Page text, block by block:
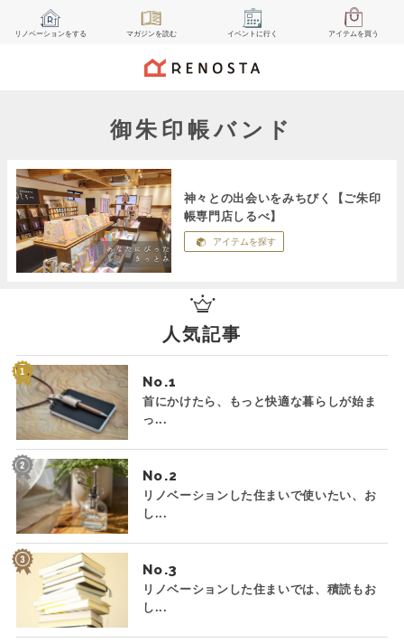
リノベーションをする マガジンを読む イベント に行く アイテムを買う
御朱印帳バンド
神々との出会いをみちびく【ご朱印
帳専門店しるべ】
アイテムを探す
人気記事
No.
首にかけたら、もっと快適な暮らしが始ま
っ...
No.
リノベーションした住まいで使いたい、お
し...
No.
リノベーションした住まいでは、積読もお
し...